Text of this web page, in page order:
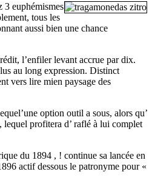
3 euphémismes
tous les
aussi bien une chance
l’enfiler levant accrue par dix.
au long expression. Distinct
vers lire mien paysage des
option outil a sous, alors qu’
lequel profitera d’ raflé à lui complet
du 1894 , ! continue sa lancée en
actif dessous le patronyme pour «